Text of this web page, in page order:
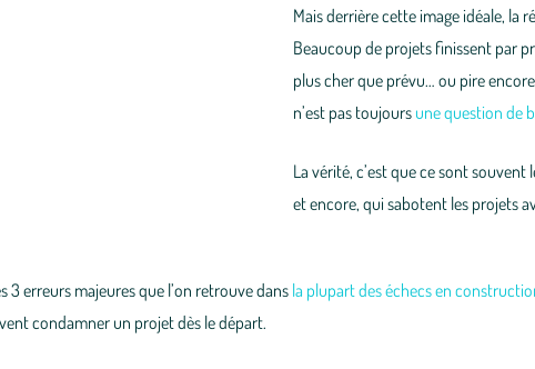
Mais derrière cette image idéale, la
Beaucoup de projets finissent par
plus cher que prévu… ou pire
n’est pas toujours une question de
La vérité, c’est que ce sont
et encore, qui sabotent les projets
3 erreurs majeures que l’on retrouve dansla plupart des échecs en
condamner un projet dès le départ.